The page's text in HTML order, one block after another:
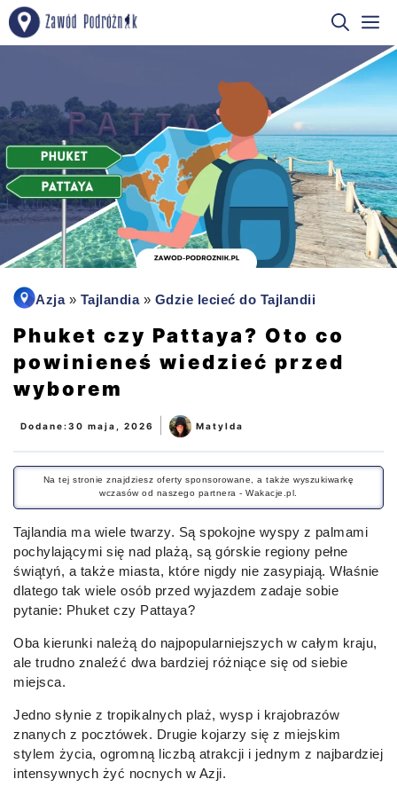
Przejdź
do
Azja» Tajlandia» Gdzie lecieć do Tajlandii
Phuket czy Pattaya? Oto co
powinieneś wiedzieć przed
wyborem
Dodane:30 maja, 2026 Matylda
Na tej stronie znajdziesz oferty sponsorowane, a także wyszukiwarkę
wczasów od naszego partnera - Wakacje.pl.
Tajlandia ma wiele twarzy. Są spokojne wyspy z palmami
pochylającymi się nad plażą, są górskie regiony pełne
świątyń, a także miasta, które nigdy nie zasypiają. Właśnie
dlatego tak wiele osób przed wyjazdem zadaje sobie
pytanie: Phuket czy Pattaya?
Oba kierunki należą do najpopularniejszych w całym kraju,
ale trudno znaleźć dwa bardziej różniące się od siebie
miejsca.
Jedno słynie z tropikalnych plaż, wysp i krajobrazów
znanych z pocztówek. Drugie kojarzy się z miejskim
stylem życia, ogromną liczbą atrakcji i jednym z najbardziej
intensywnych żyć nocnych w Azji.